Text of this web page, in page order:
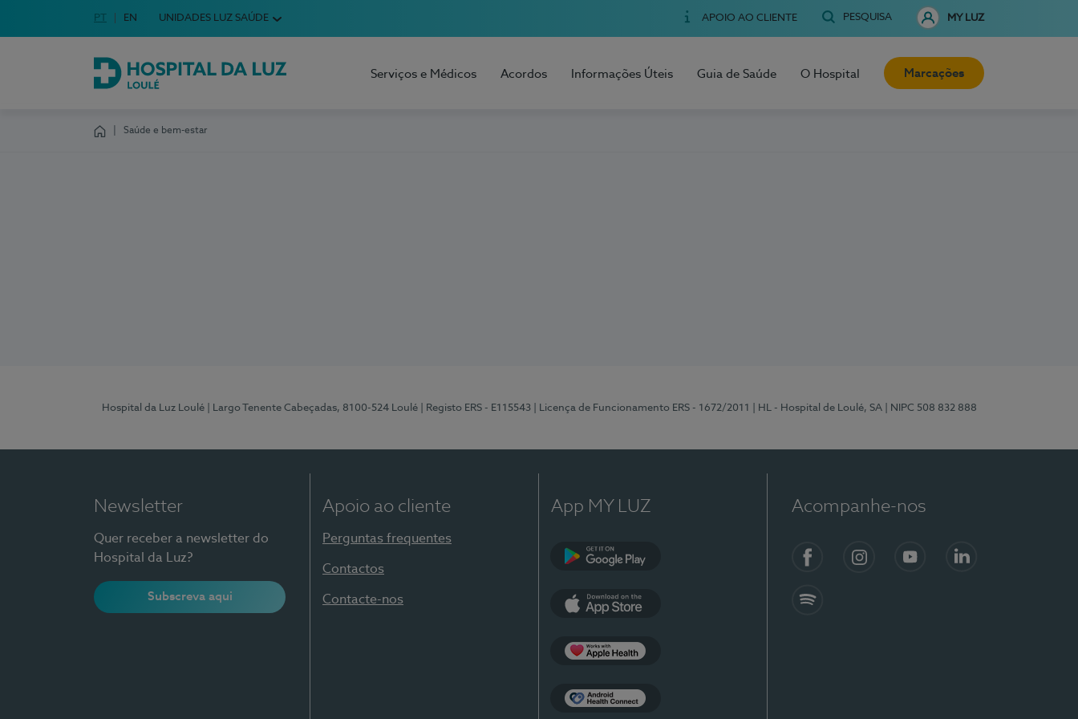
Escolha o seu idioma
Idioma em Português
PT English Language
EN UNIDADES LUZ SAÚDE APOIO AO CLIENTE PESQUISA MY LUZ
Hospital da Luz Loulé
Serviços e Médicos Acordos Informações Úteis Guia de Saúde O Hospital Marcações
Saúde e bem-estar
Hospital da Luz Loulé | Largo Tenente Cabeçadas, 8100-524 Loulé | Registo ERS - E115543 | Licença de Funcionamento ERS - 1672/2011 | HL - Hospital de Loulé, SA | NIPC 508 832 888
Newsletter
Quer receber a newsletter do
Hospital da Luz?
Subscreva aqui
Apoio ao cliente
Perguntas frequentes
Contactos
Contacte-nos
App MY LUZ Acompanhe-nos